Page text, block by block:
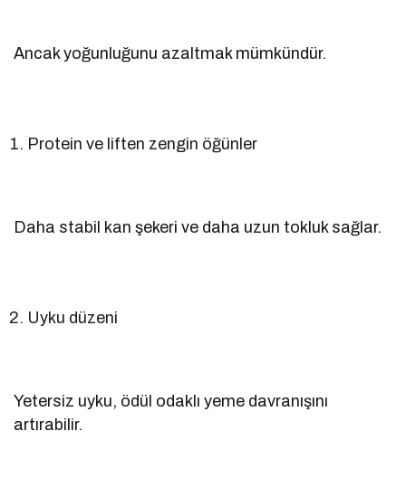
Ancak yoğunluğunu azaltmak mümkündür.
Protein ve liften zengin öğünler
Daha stabil kan şekeri ve daha uzun tokluk sağlar.
Uyku düzeni
Yetersiz uyku, ödül odaklı yeme davranışını
artırabilir.